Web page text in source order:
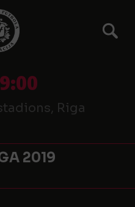
Riga
2019